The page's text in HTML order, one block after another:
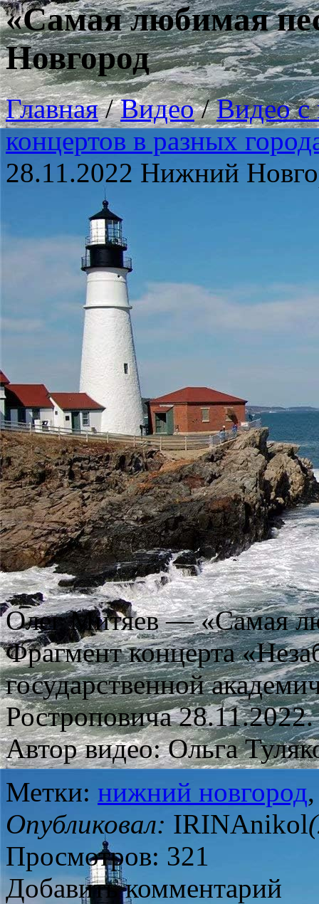
«Самая любимая
Новгород
Главная/Видео/Видео с
концертов в разных
28.11.2022 Нижний
Олег Митяев — «Самая
Фрагмент концерта
государственной
Ростроповича 28.11.2022.
Автор видео: Ольга
Метки: нижний новгород
Опубликовал: IRINAnikol
Просмотров: 321
Добавить комментарий